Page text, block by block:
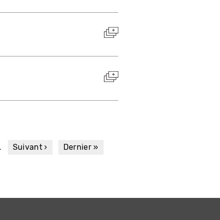
Page
Suivant ›
Dernière
Dernier »